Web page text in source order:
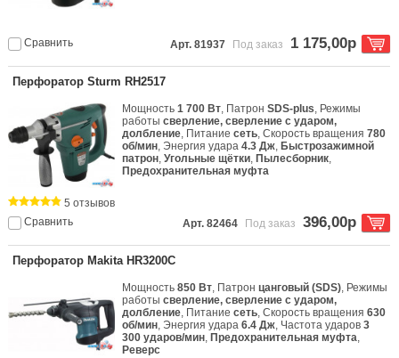
Сравнить Арт. 81937 Под заказ 1 175,00р
Перфоратор Sturm RH2517
Мощность1 700 Вт, ПатронSDS-plus, Режимы
работысверление, сверление с ударом,
долбление, Питаниесеть, Скорость вращения780
об/мин, Энергия удара4.3 Дж, Быстрозажимной
патрон,Угольные щётки, Пылесборник,
Предохранительная муфта
Сравнить
5 отзывов
Арт. 82464
Под заказ 396,00р
Перфоратор Makita HR3200C
Мощность850 Вт, Патронцанговый (SDS), Режимы
работысверление, сверление с ударом,
долбление, Питаниесеть, Скорость вращения630
об/мин, Энергия удара6.4 Дж, Частота ударов3
300 ударов/мин, Предохранительная муфта,
Реверс